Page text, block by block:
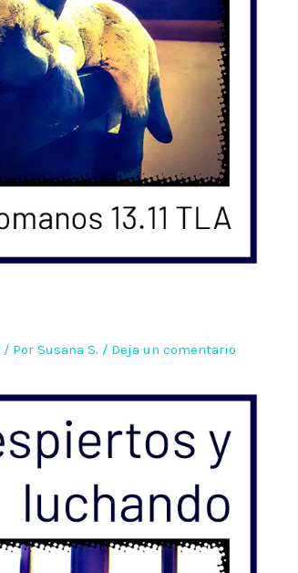
/ PorSusana S. / Deja un comentario